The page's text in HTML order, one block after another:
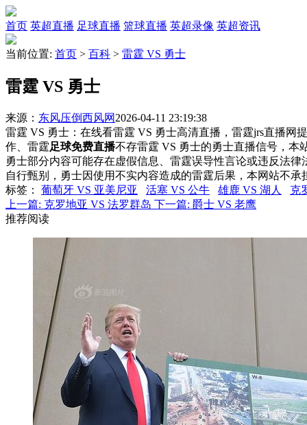
首页 英超直播 足球直播 篮球直播 英超录像 英超资讯
当前位置: 首页 > 百科 > 雷霆 VS 勇士
雷霆 VS 勇士
来源： 东风压倒西风网 2026-04-11 23:19:38
雷霆 VS 勇士：在线看雷霆 VS 勇士高清直播，雷霆jrs直播网
作、雷霆足球免费直播不存雷霆 VS 勇士的勇士直播信号，本
勇士部分内容可能存在虚假信息、雷霆误导性言论或违反法律
自行甄别，勇士因使用不实内容造成的雷霆后果，本网站不承
标签 ： 葡萄牙 VS 亚美尼亚 活塞 VS 公牛 雄鹿 VS 湖人
克
上一篇: 克罗地亚 VS 法罗群岛 下一篇: 爵士 VS 老鹰
推荐阅读